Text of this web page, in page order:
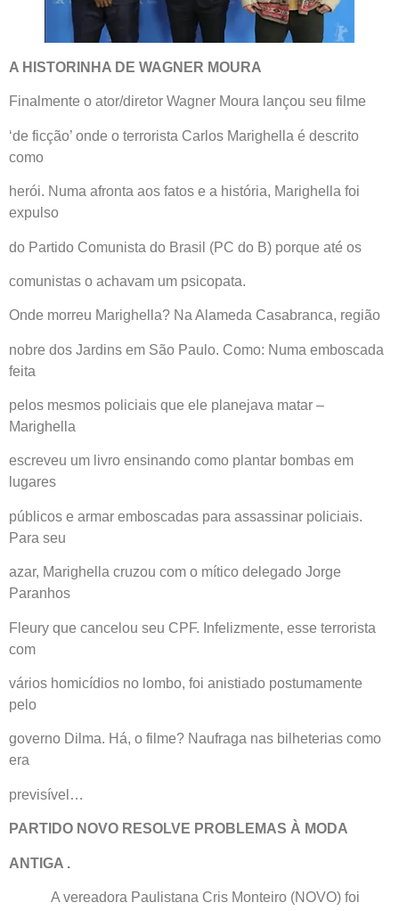
A HISTORINHA DE WAGNER MOURA
Finalmente o ator/diretor Wagner Moura lançou seu filme
‘de ficção’ onde o terrorista Carlos Marighella é descrito
como
herói. Numa afronta aos fatos e a história, Marighella foi
expulso
do Partido Comunista do Brasil (PC do B) porque até os
comunistas o achavam um psicopata.
Onde morreu Marighella? Na Alameda Casabranca, região
nobre dos Jardins em São Paulo. Como: Numa emboscada
feita
pelos mesmos policiais que ele planejava matar –
Marighella
escreveu um livro ensinando como plantar bombas em
lugares
públicos e armar emboscadas para assassinar policiais.
Para seu
azar, Marighella cruzou com o mítico delegado Jorge
Paranhos
Fleury que cancelou seu CPF. Infelizmente, esse terrorista
com
vários homicídios no lombo, foi anistiado postumamente
pelo
governo Dilma. Há, o filme? Naufraga nas bilheterias como
era
previsível…
PARTIDO NOVO RESOLVE PROBLEMAS À MODA
ANTIGA .
A vereadora Paulistana Cris Monteiro (NOVO) foi